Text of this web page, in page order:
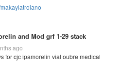
and Mod grf 1-29 stack
ago
for cjc ipamorelin vial oubre medical